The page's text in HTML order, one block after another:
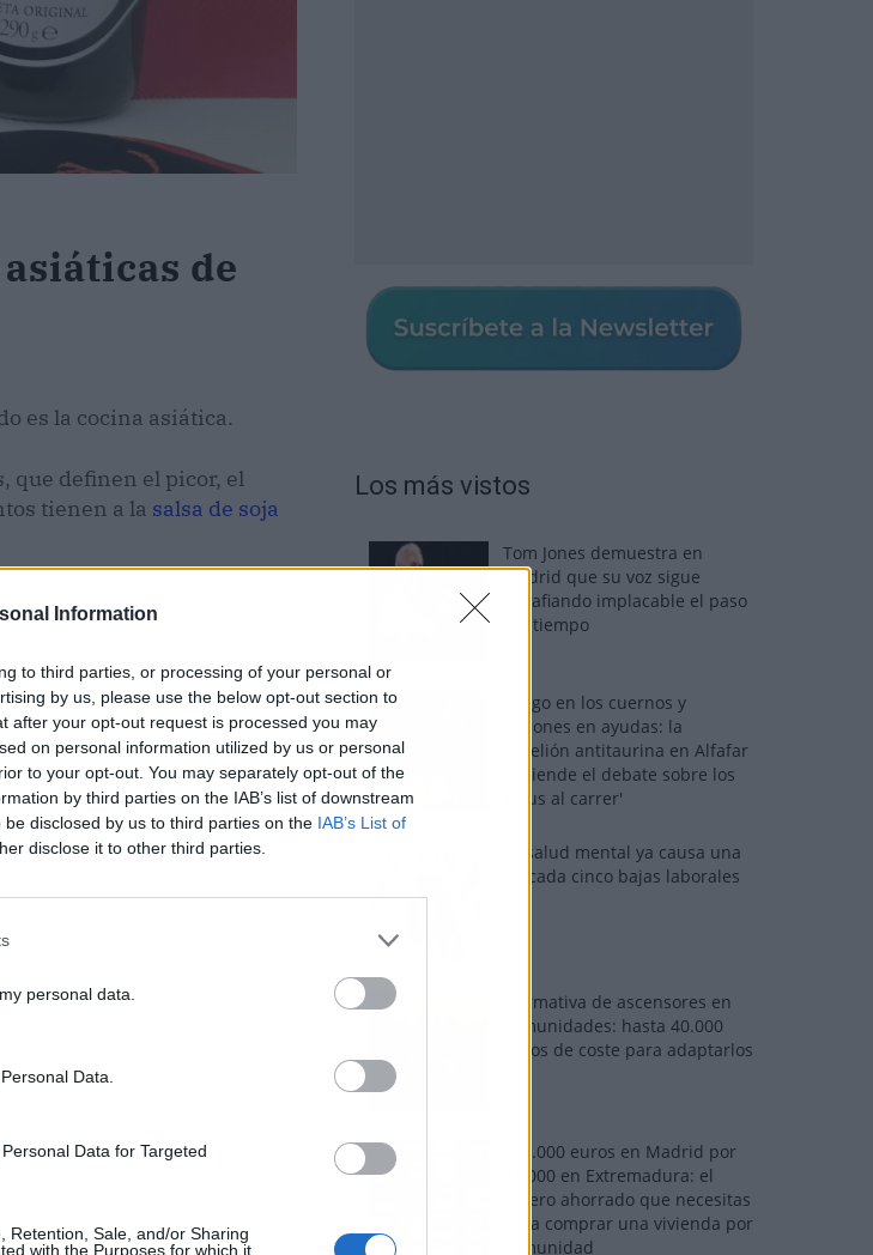
Information
to third parties, or processing of your personal or
by us, please use the below opt-out section to
after your opt-out request is processed you may
on personal information utilized by us or personal
to your opt-out. You may separately opt-out of the
by third parties on the IAB’s list of downstream
disclosed by us to third parties on the IAB’s List of
disclose it to other third parties.
personal data.
Data.
Data for Targeted
Retention, Sale, and/or Sharing
with the Purposes for which it
de
es la cocina asiática.
que definen el picor, el
tienen a la salsa de soja
Los más vistos
Tom Jones demuestra en
Madrid que su voz sigue
desafiando implacable el paso
del tiempo
Fuego en los cuernos y
millones en ayudas: la
rebelión antitaurina en Alfafar
enciende el debate sobre los
'bous al carrer'
La salud mental ya causa una
de cada cinco bajas laborales
Normativa de ascensores en
comunidades: hasta 40.000
euros de coste para adaptarlos
110.000 euros en Madrid por
31.000 en Extremadura: el
dinero ahorrado que necesitas
para comprar una vivienda por
comunidad